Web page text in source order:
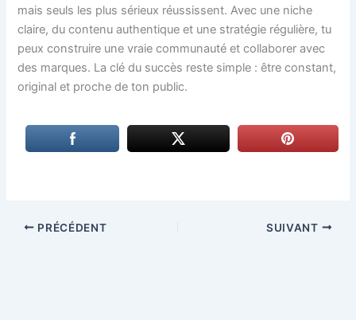
mais seuls les plus sérieux réussissent. Avec une niche
claire, du contenu authentique et une stratégie régulière, tu
peux construire une vraie communauté et collaborer avec
des marques. La clé du succès reste simple : être constant,
original et proche de ton public.
PRÉCÉDENT SUIVANT